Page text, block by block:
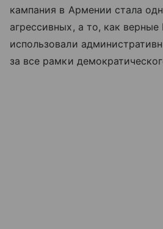
кампания в Армении стала
агрессивных, а то, как
использовали
за все рамки